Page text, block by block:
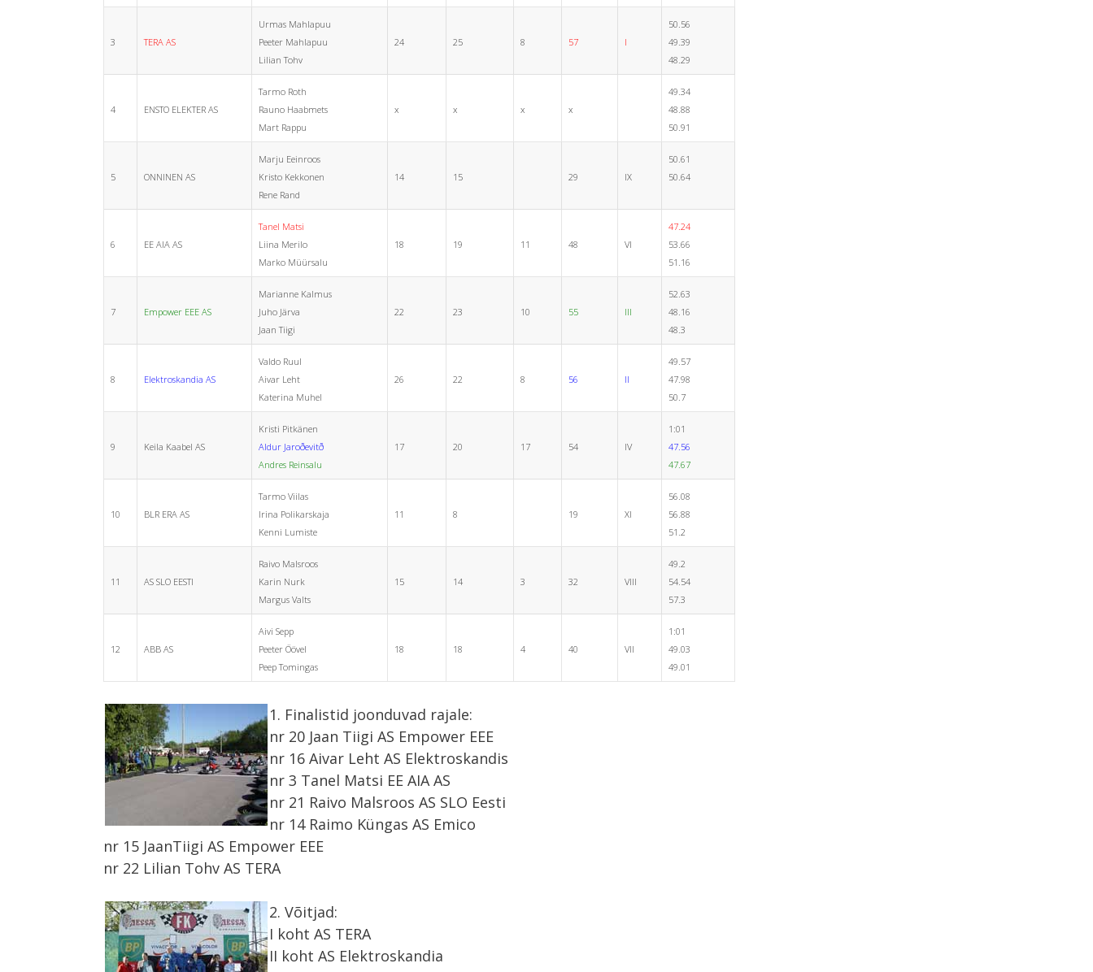
3 TERA AS
Urmas Mahlapuu
Peeter Mahlapuu
Lilian Tohv
24 25 8 57 I
50.56
49.39
48.29
4 ENSTO ELEKTER AS
Tarmo Roth
Rauno Haabmets
Mart Rappu
x x x x
49.34
48.88
50.91
5 ONNINEN AS
Marju Eeinroos
Kristo Kekkonen
Rene Rand
14 15 29 IX
50.61
50.64
6 EE AIA AS
Tanel Matsi
Liina Merilo
Marko Müürsalu
18 19 11 48 VI
47.24
53.66
51.16
7 Empower EEE AS
Marianne Kalmus
Juho Järva
Jaan Tiigi
22 23 10 55 III
52.63
48.16
48.3
8 Elektroskandia AS
Valdo Ruul
Aivar Leht
Katerina Muhel
26 22 8 56 II
49.57
47.98
50.7
9 Keila Kaabel AS
Kristi Pitkänen
Aldur Jaroðevitð
Andres Reinsalu
17 20 17 54 IV
1:01
47.56
47.67
10 BLR ERA AS
Tarmo Viilas
Irina Polikarskaja
Kenni Lumiste
11 8 19 XI
56.08
56.88
51.2
11 AS SLO EESTI
Raivo Malsroos
Karin Nurk
Margus Valts
15 14 3 32 VIII
49.2
54.54
57.3
12 ABB AS
Aivi Sepp
Peeter Öövel
Peep Tomingas
18 18 4 40 VII
1:01
49.03
49.01
1. Finalistid joonduvad rajale:
nr 20 Jaan Tiigi AS Empower EEE
nr 16 Aivar Leht AS Elektroskandis
nr 3 Tanel Matsi EE AIA AS
nr 21 Raivo Malsroos AS SLO Eesti
nr 14 Raimo Küngas AS Emico
nr 15 JaanTiigi AS Empower EEE
nr 22 Lilian Tohv AS TERA
2. Võitjad:
I koht AS TERA
II koht AS Elektroskandia